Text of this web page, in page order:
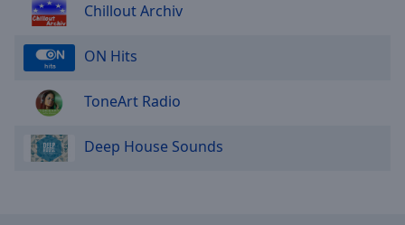
Chillout Archiv
ON Hits
ToneArt Radio
Deep House Sounds